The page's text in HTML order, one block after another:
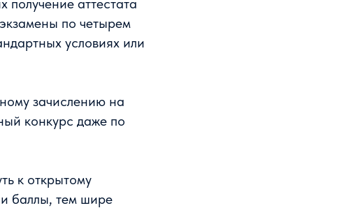
по четырем
условиях или
зачислению на
конкурс даже по
к открытому
баллы, тем шире